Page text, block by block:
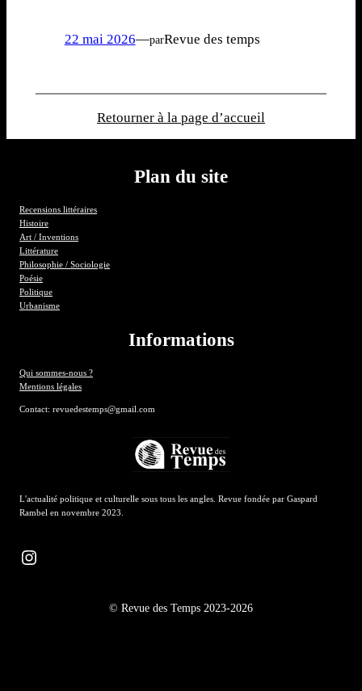
22 mai 2026—parRevue des temps
Retourner à la page d’accueil
Plan du site
Recensions littéraires
Histoire
Art / Inventions
Littérature
Philosophie / Sociologie
Poésie
Politique
Urbanisme
Informations
Qui sommes-nous ?
Mentions légales
Contact: revuedestemps@gmail.com
L'actualité politique et culturelle sous tous les angles. Revue fondée par Gaspard
Rambel en novembre 2023.
Instagram
© Revue des Temps 2023-2026